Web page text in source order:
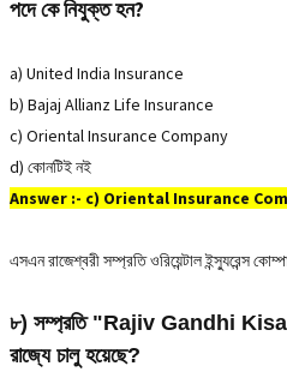
পদে কে নিযুক্ত হন?
a) United India Insurance
b) Bajaj Allianz Life Insurance
c) Oriental Insurance Company
d) কোনটিই নই
Answer :- c) Oriental Insurance
এসএন রাজেশ্বরী সম্প্রতি ওরিয়েন্টাল ইন্স্যুরেন্স
৮) সম্প্রতি "Rajiv Gandhi
রাজ্যে চালু হয়েছে?